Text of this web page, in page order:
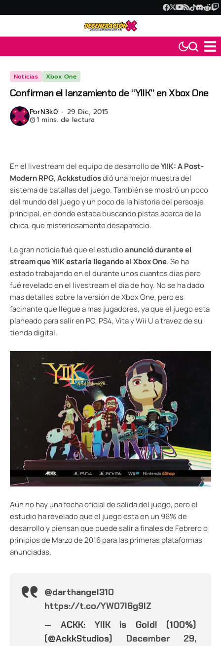
Noticias Xbox One
Confirman el lanzamiento de “YIIK” en Xbox One
PorN3k0 29 Dic, 2015
1 mins. de lectura
En el livestream del equipo de desarrollodeYIIK: A Post-
Modern RPG,Ackkstudiosdió una mejor muestra del
sistema de batallas del juego. También se mostró un poco
del mundo del juego y un poco de la historia del persoaje
principal, en donde estaba buscando pistas acerca de la
chica, que misteriosamente desaparecio.
La gran noticia fué que el estudioanunció durante el
stream que YIIK estaría llegando al Xbox One. Se ha
estado trabajando en el durante unos cuantos días pero
fué revelado en el livestream el día de hoy. No se ha dado
mas detalles sobre la versión de Xbox One, pero es
facinante que llegue a mas jugadores, ya que el juego esta
planeado para salir en PC, PS4, Vita y Wii U a travez de su
tienda digital.
Aún no hay una fecha oficial de salida del juego, pero el
estudio ha revelado que el juego esta en un 96% de
desarrollo y piensan que puede salir a finales de Febrero o
prinipios de Marzo de 2016 para las primeras plataformas
anunciadas.
@darthangel310
https://t.co/YW07l6g9IZ
— ACKK: YIIK is Gold! (100%)
(@AckkStudios) December 29,